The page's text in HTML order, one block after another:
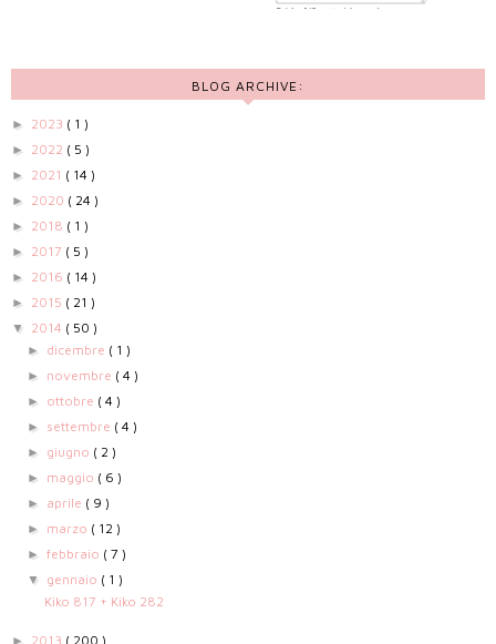
BLOG ARCHIVE:
► 2023 ( 1 )
► 2022 ( 5 )
► 2021 ( 14 )
► 2020 ( 24 )
► 2018 ( 1 )
► 2017 ( 5 )
► 2016 ( 14 )
► 2015 ( 21 )
▼ 2014 ( 50 )
► dicembre ( 1 )
► novembre ( 4 )
► ottobre ( 4 )
► settembre ( 4 )
► giugno ( 2 )
► maggio ( 6 )
► aprile ( 9 )
► marzo ( 12 )
►febbraio ( 7 )
▼ gennaio ( 1 )
Kiko 817 + Kiko 282
► 2013 ( 200 )